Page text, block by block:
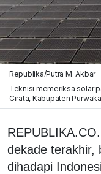
Republika/Putra M. Akbar
Teknisi memeriksa solar
Cirata, Kabupaten
dekade terakhir,
dihadapi